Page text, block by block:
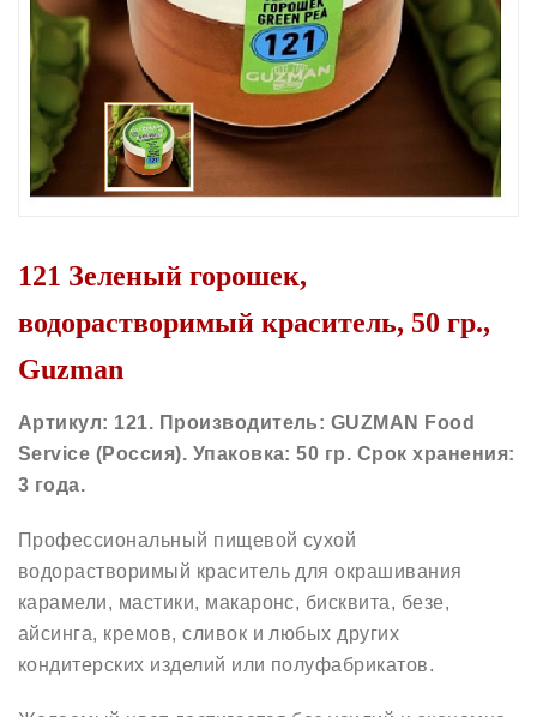
121 Зеленый горошек,
водорастворимый краситель, 50 гр.,
Guzman
Артикул: 121. Производитель: GUZMAN Food
Service (Россия). Упаковка: 50 гр. Срок хранения:
3 года.
Профессиональный пищевой сухой
водорастворимый краситель для окрашивания
карамели, мастики, макаронс, бисквита, безе,
айсинга, кремов, сливок и любых других
кондитерских изделий или полуфабрикатов.